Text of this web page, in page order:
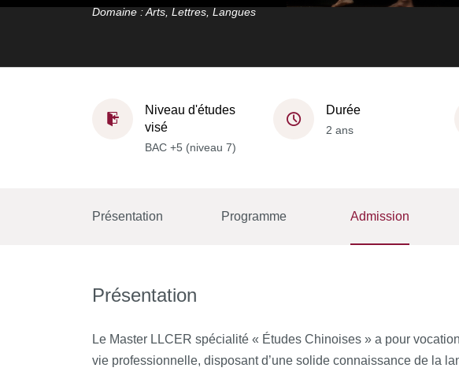
Domaine : Arts, Lettres, Langues
Niveau d'études
visé
BAC +5 (niveau 7)
Durée
2 ans
Présentation Programme Admission
Présentation
Le Master LLCER spécialité « Études Chinoises » a pour
vie professionnelle, disposant d’une solide connaissance de la